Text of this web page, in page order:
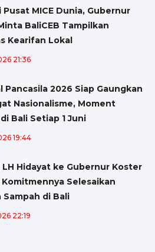
Pusat MICE Dunia, Gubernur
BaliCEB Tampilkan
Kearifan Lokal
21:36
Pancasila 2026 Siap Gaungkan
Nasionalisme, Moment
Bali Setiap 1 Juni
19:44
Hidayat ke Gubernur Koster
Selesaikan
Sampah di Bali
22:19